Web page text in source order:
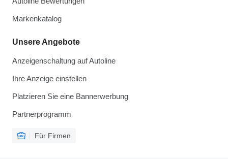
Markenkatalog
Unsere Angebote
Anzeigenschaltung auf Autoline
Ihre Anzeige einstellen
Platzieren Sie eine Bannerwerbung
Partnerprogramm
Für Firmen